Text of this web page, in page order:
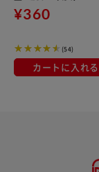
¥360
(54)
カートに入れる